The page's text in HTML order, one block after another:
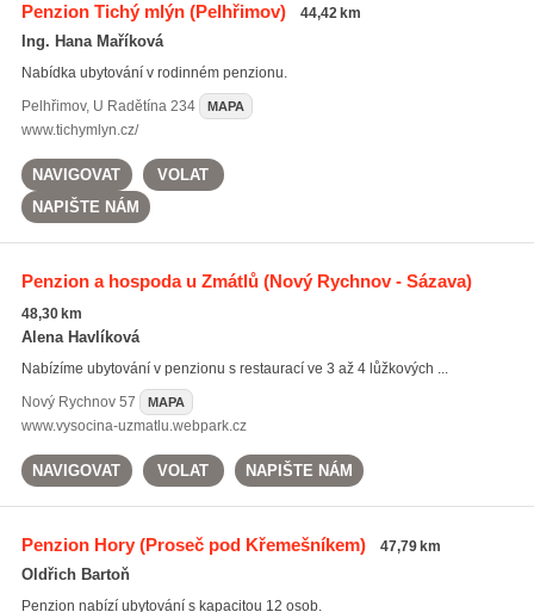
Penzion Tichý mlýn(Pelhřimov) 44,42 km
Ing. Hana Maříková
Nabídka ubytování v rodinném penzionu.
Pelhřimov, U Radětína 234 MAPA
www.tichymlyn.cz/
NAVIGOVAT
VOLAT
NAPIŠTE NÁM
Penzion a hospoda u Zmátlů(Nový Rychnov - Sázava)
48,30 km
Alena Havlíková
Nabízíme ubytování v penzionu s restaurací ve 3 až 4 lůžkových ...
Nový Rychnov57 MAPA
www.vysocina-uzmatlu.webpark.cz
NAVIGOVAT VOLAT NAPIŠTE NÁM
Penzion Hory(Proseč pod Křemešníkem) 47,79 km
Oldřich Bartoň
Penzion nabízí ubytování s kapacitou 12 osob.